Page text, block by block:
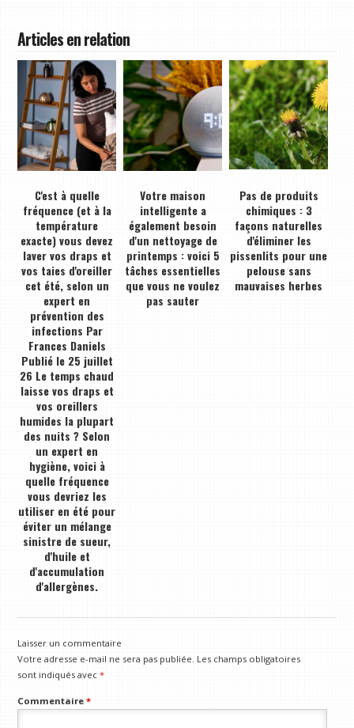
Articles en relation
C'est à quelle
fréquence (et à la
température
exacte) vous devez
laver vos draps et
vos taies d'oreiller
cet été, selon un
expert en
prévention des
infections Par
Frances Daniels
Publié le 25 juillet
26 Le temps chaud
laisse vos draps et
vos oreillers
humides la plupart
des nuits ? Selon
un expert en
hygiène, voici à
quelle fréquence
vous devriez les
utiliser en été pour
éviter un mélange
sinistre de sueur,
d'huile et
d'accumulation
d'allergènes.
Votre maison
intelligente a
également besoin
d'un nettoyage de
printemps : voici 5
tâches essentielles
que vous ne voulez
pas sauter
Pas de produits
chimiques : 3
façons naturelles
d'éliminer les
pissenlits pour une
pelouse sans
mauvaises herbes
Laisser un commentaire
Votre adresse e-mail ne sera pas publiée. Les champs obligatoires
sont indiqués avec*
Commentaire*